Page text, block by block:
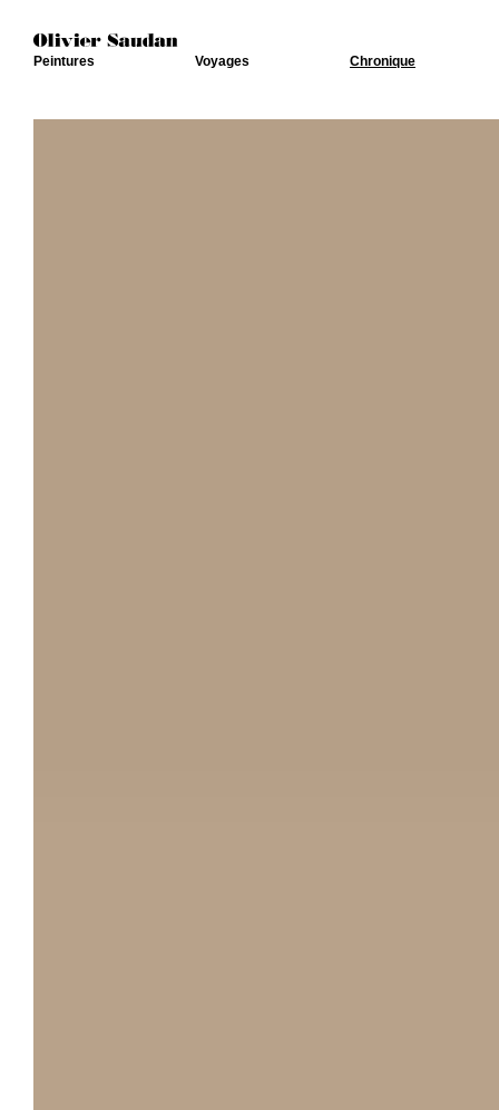
Peintures Voyages Chronique